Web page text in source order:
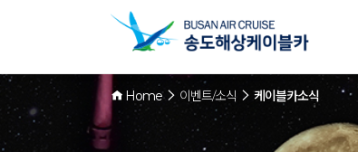
Home 이벤트/소식 케이블카소식